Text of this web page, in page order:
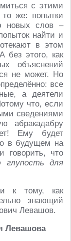
с этими
же: попытки
новых слов –
найти и
в этом
без этого, как
объяснений
не может. Но
все
а деятели
что, если
сведениями
абракадабру
Ему будет
в будущем на
говорить, что
глупость для
к тому, как
знающий
Левашов.
Левашова